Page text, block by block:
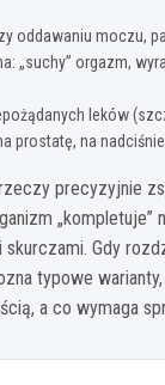
oddawaniu moczu,
„suchy” orgazm,
leków
prostatę, na
precyzyjnie
„kompletuje”
Gdy
typowe
a co wymaga